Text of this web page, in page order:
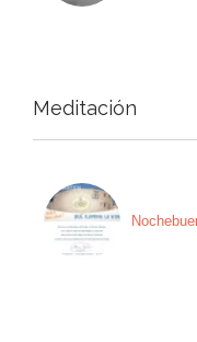
Meditación